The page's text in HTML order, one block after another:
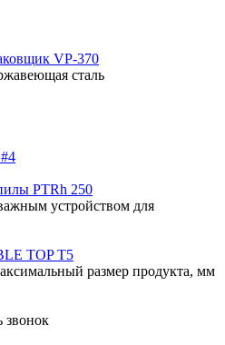
VP-370
сталь
PTRh 250
устройством для
TOP T5
размер продукта, мм
звонок